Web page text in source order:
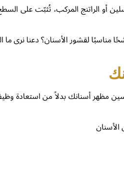
الراتنج المركب، تُثبّت على السطح
لقشور الأسنان؟ دعنا نرى
مظهر أسنانك بدلاً من استعادة